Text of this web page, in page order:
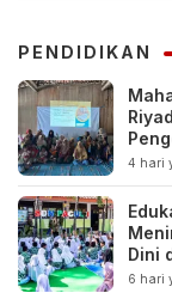
PENDIDIKAN
4 hari
Dini
6 hari